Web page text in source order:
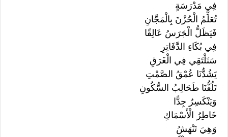
فِي مَدْرَسَةٍ
تُعَلِّمُ الْحُزْنَ بِالْمَجَّانِ
فَيَظَلُّ الْجَرَسُ عَالِقًا
فِي بُكَاءِ الدَّفَاتِرِ
سَنَلْتَقِي فِي الْغَرَقِ
يَشُدُّنَا عُمْقُ الصَّمْتِ
تَلُفُّنَا طَحَالِبُ السُّكُونِ
وَيَنْكَسِرُ جِدًّا
خَاطِرُ الْأَسْمَاكِ
وَهِيَ تَنْهَشُ